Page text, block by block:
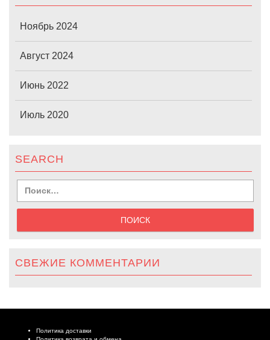
Ноябрь 2024
Август 2024
Июнь 2022
Июль 2020
SEARCH
СВЕЖИЕ КОММЕНТАРИИ
Политика доставки